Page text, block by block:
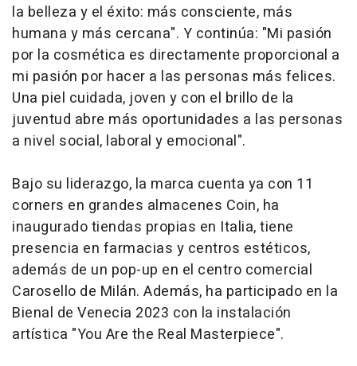
la belleza y el éxito: más consciente, más
humana y más cercana". Y continúa: "Mi pasión
por la cosmética es directamente proporcional a
mi pasión por hacer a las personas más felices.
Una piel cuidada, joven y con el brillo de la
juventud abre más oportunidades a las personas
a nivel social, laboral y emocional".
Bajo su liderazgo, la marca cuenta ya con 11
corners en grandes almacenes Coin, ha
inaugurado tiendas propias en Italia, tiene
presencia en farmacias y centros estéticos,
además de un pop-up en el centro comercial
Carosello de Milán. Además, ha participado en la
Bienal de Venecia 2023 con la instalación
artística "You Are the Real Masterpiece".